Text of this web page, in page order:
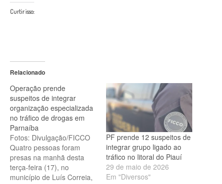
Curtir isso:
Relacionado
Operação prende
suspeitos de integrar
organização especializada
no tráfico de drogas em
Parnaíba
Fotos: Divulgação/FICCO
Quatro pessoas foram
presas na manhã desta
terça-feira (17), no
município de Luís Correia,
PF prende 12 suspeitos de
integrar grupo ligado ao
tráfico no litoral do Piauí
29 de maio de 2026
Em "Diversos"